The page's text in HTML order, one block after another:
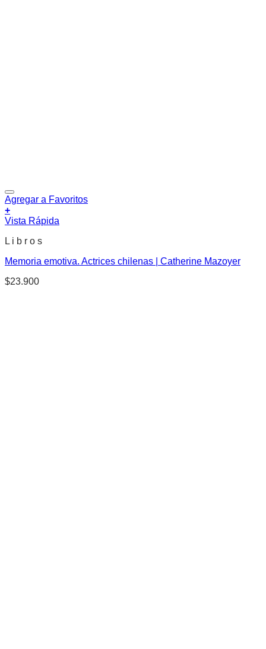
Agregar a Favoritos
+
Vista Rápida
L i b r o s
Memoria emotiva. Actrices chilenas | Catherine Mazoyer
$23.900